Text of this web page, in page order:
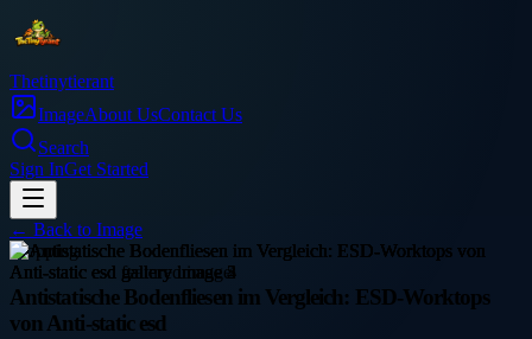
Thetinytierant
ImageAbout UsContact Us
Search
Sign InGet Started
← Back to Image
shopping
Antistatische Bodenfliesen im Vergleich: ESD-Worktops
von Anti-static esd